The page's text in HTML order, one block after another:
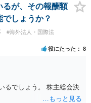
るとありますので、短縮
良いでしょうか？ 途中で
可能ですが、正当事由が
とも、元より無報酬な
何か言ってくるかもし
るが、その報酬額
しょうか？
#海外法人・国際法
役にたった 8
るでしょう。 株主総会決